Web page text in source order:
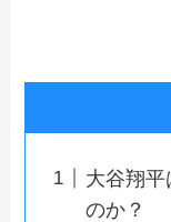
大谷翔
のか？